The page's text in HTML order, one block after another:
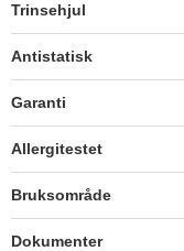
Trinsehjul
Antistatisk
Garanti
Allergitestet
Bruksområde
Dokumenter